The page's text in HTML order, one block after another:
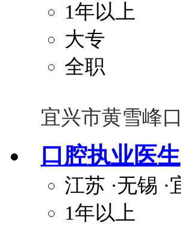
1年以上
大专
全职
宜兴市黄雪峰
口腔执业医生
江苏 ·无锡 ·
1年以上